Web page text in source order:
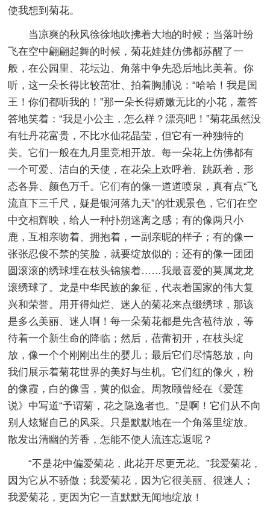
使我想到菊花。
当凉爽的秋风徐徐地吹拂着大地的时候；当落叶纷
飞在空中翩翩起舞的时候，菊花娃娃仿佛都苏醒了一
般，在公园里、花坛边、角落中争先恐后地比美着。你
听，这一朵长得比较茁壮、拍着胸脯说：“哈哈！我是国
王！你们都听我的！”那一朵长得娇嫩无比的小花，羞答
答地笑着：“我是小公主，怎么样？漂亮吧！”菊花虽然没
有牡丹花富贵，不比水仙花晶莹，但它有一种独特的
美。它们一般在九月里竞相开放。每一朵花上仿佛都有
一个可爱、洁白的天使，在花朵上欢呼着、跳跃着，形
态各异、颜色万千。它们有的像一道道喷泉，真有点“飞
流直下三千尺，疑是银河落九天”的壮观景色，它们在空
中交相辉映，给人一种扑朔迷离之感；有的像两只小
鹿，互相亲吻着、拥抱着，一副亲昵的样子；有的像一
张张忍俊不禁的笑脸，就要绽放似的；还有的像一团团
圆滚滚的绣球埋在枝头锦簇着……我最喜爱的莫属龙龙
滚绣球了。龙是中华民族的象征，代表着国家的伟大复
兴和荣誉。用开得灿烂、迷人的菊花来点缀绣球，那该
是多么美丽、迷人啊！每一朵菊花都是先含苞待放，等
待着一个新生命的降临；然后，蓓蕾初开，在枝头绽
放，像一个个刚刚出生的婴儿；最后它们尽情怒放，向
我们展示着菊花世界的美好与生机。它们红的像火，粉
的像霞，白的像雪，黄的似金。周敦颐曾经在《爱莲
说》中写道“予谓菊，花之隐逸者也。”是啊！它们从不向
别人炫耀自己的风采。只是默默地在一个角落里绽放。
散发出清幽的芳香，怎能不使人流连忘返呢？
“不是花中偏爱菊花，此花开尽更无花。”我爱菊花，
因为它从不骄傲；我爱菊花，因为它很美丽、很迷人；
我爱菊花，更因为它一直默默无闻地绽放！